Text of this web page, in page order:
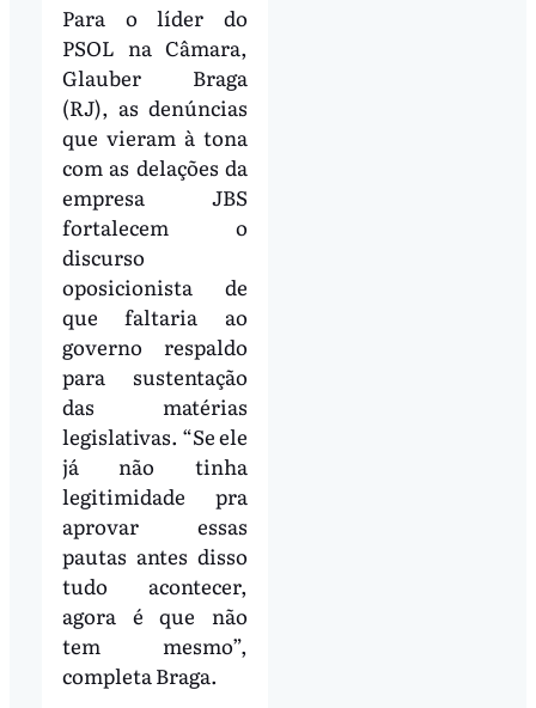
Para o líder do
PSOL na Câmara,
Glauber Braga
(RJ), as denúncias
que vieram à tona
com as delações da
empresa JBS
fortalecem o
discurso
oposicionista de
que faltaria ao
governo respaldo
para sustentação
das matérias
legislativas. “Se ele
já não tinha
legitimidade pra
aprovar essas
pautas antes disso
tudo acontecer,
agora é que não
tem mesmo”,
completa Braga.